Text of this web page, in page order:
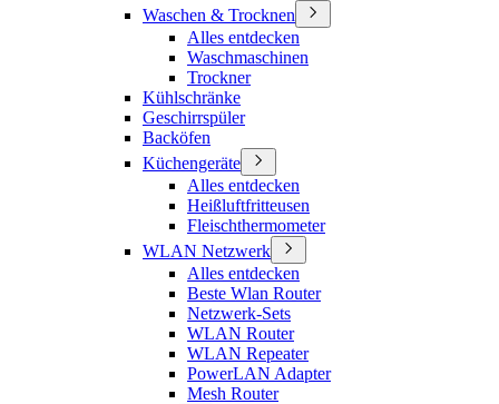
Waschen & Trocknen
Alles entdecken
Waschmaschinen
Trockner
Kühlschränke
Geschirrspüler
Backöfen
Küchengeräte
Alles entdecken
Heißluftfritteusen
Fleischthermometer
WLAN Netzwerk
Alles entdecken
Beste Wlan Router
Netzwerk-Sets
WLAN Router
WLAN Repeater
PowerLAN Adapter
Mesh Router